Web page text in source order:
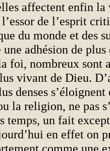
affectent enfin la
de l’esprit
du monde et des
adhésion de plus
foi, nombreux sont
vivant de Dieu.
denses
la religion, ne pas
temps, un fait
en effet on
comme une